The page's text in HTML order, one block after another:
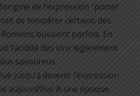
de l’expression “porter
de tempérer certains des
buvaient parfois. En
l’acidité des vins légèrement
savoureux.
jusqu’à devenir l’expression
aujourd’hui. A une époque,